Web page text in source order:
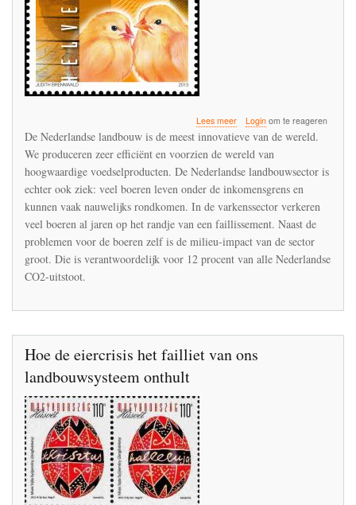
Lees meerover
moet
een
deltaplan
de
toekomst
van
landbouwsector
Loginom te reageren
De Nederlandse landbouw is de meest innovatieve van de wereld.
We produceren zeer efficiënt en voorzien de wereld van
hoogwaardige voedselproducten. De Nederlandse landbouwsector is
echter ook ziek: veel boeren leven onder de inkomensgrens en
kunnen vaak nauwelijks rondkomen. In de varkenssector verkeren
veel boeren al jaren op het randje van een faillissement. Naast de
problemen voor de boeren zelf is de milieu-impact van de sector
groot. Die is verantwoordelijk voor 12 procent van alle Nederlandse
CO2-uitstoot.
Hoe de eiercrisis het failliet van ons
landbouwsysteem onthult